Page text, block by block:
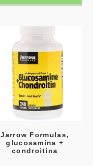
Jarrow Formulas,
glucosamina +
condroitina